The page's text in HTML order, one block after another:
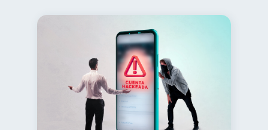
Entidad financiera 8
Superintendencia de Bancos
Vacaciones
Finanzas en Pareja
Mipymes inversiones